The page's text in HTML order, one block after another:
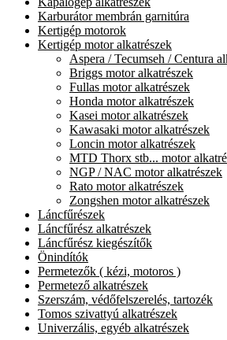
Karburátor membrán garnitúra
Kertigép motorok
Kertigép motor alkatrészek
Aspera / Tecumseh / Centura
Briggs motor alkatrészek
Fullas motor alkatrészek
Honda motor alkatrészek
Kasei motor alkatrészek
Kawasaki motor alkatrészek
Loncin motor alkatrészek
MTD Thorx stb... motor
NGP / NAC motor alkatrészek
Rato motor alkatrészek
Zongshen motor alkatrészek
Láncfűrészek
Láncfűrész alkatrészek
Láncfűrész kiegészítők
Önindítók
Permetezők ( kézi, motoros )
Permetező alkatrészek
Szerszám, védőfelszerelés, tartozék
Tomos szivattyú alkatrészek
Univerzális, egyéb alkatrészek